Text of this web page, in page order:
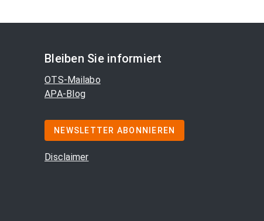
Bleiben Sie informiert
OTS-Mailabo
APA-Blog
NEWSLETTER ABONNIEREN
Disclaimer